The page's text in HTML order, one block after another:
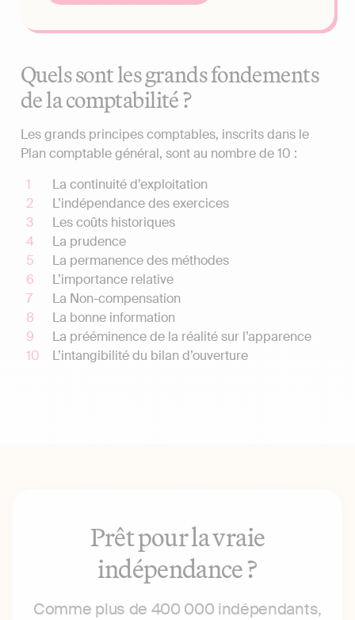
Quels sont les grands fondements
de la comptabilité ?
Les grands principes comptables, inscrits dans le
Plan comptable général, sont au nombre de 10 :
La continuité d’exploitation
L’indépendance des exercices
Les coûts historiques
La prudence
La permanence des méthodes
L’importance relative
La Non-compensation
La bonne information
La prééminence de la réalité sur l’apparence
L’intangibilité du bilan d’ouverture
Prêt pour la vraie
indépendance ?
Comme plus de 400 000 indépendants,